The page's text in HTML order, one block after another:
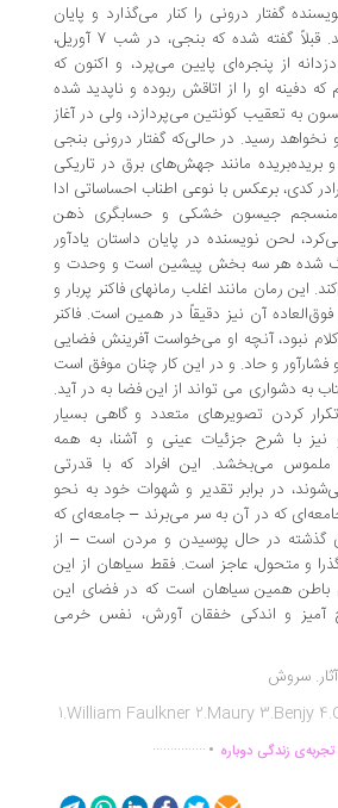
گفتار درونی را کنار می‌گذارد و پایان
ماجرا را، خود نقل می کند. قبلاً گفته شده که بنجی،‌ در شب 7 آوریل،
پنجره‌ای پایین می‌پرد، ‌و اکنون که
او را از اتاقش ربوده و ناپدید شده
کونتین می‌پردازد، ‌ولی در آغاز
در حالی‌که گفتار درونی بنجی
مانند جهش‌های برق در تاریکی
‌برعکس با نوعی اطناب احساساتی ادا
جیسون خشکی و حسابگری ذهن
نویسنده در پایان داستان یادآور
هر سه بخش پیشین است و وحدت و
مانند اغلب رمانهای فاکنر پربار و
آن نیز دقیقاً در همین است. فاکنر
‌آنچه او می‌خواست آفرینش فضایی
و حاد. و در این کار چنان موفق است
می تواند از این فضا به در آید.
تصویرهای متعدد و گاهی بسیار
شرح جزئیات عینی و آشنا،‌ به همه
این افراد که با قدرتی
تقدیر و شهوات خود به نحو
که در آن به سر می‌برند – جامعه‌ای که
در حال پوسیدن و مردن است – از
عاجز است. فقط سیاهان از این
همین سیاهان است که در فضای این
و اندکی خفقان آورش، نفس خرمی
1.William Faulkner 2.Maury
................دوباره